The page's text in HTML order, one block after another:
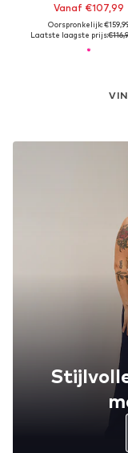
Vanaf €107,99
Oorspronkelijk:
Laatste laagste prijs: